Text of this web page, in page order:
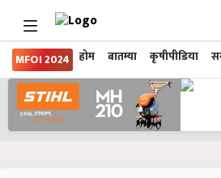
MFOI 2024 होम बातम्या कृषीपीडिया